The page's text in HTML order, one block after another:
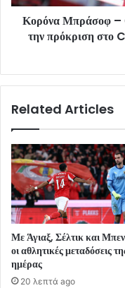
Κορόνα Μπράσοφ –
την πρόκριση στο
Related Articles
Με Άγιαξ, Σέλτικ και
οι αθλητικές μεταδόσεις
ημέρας
20 λεπτά ago